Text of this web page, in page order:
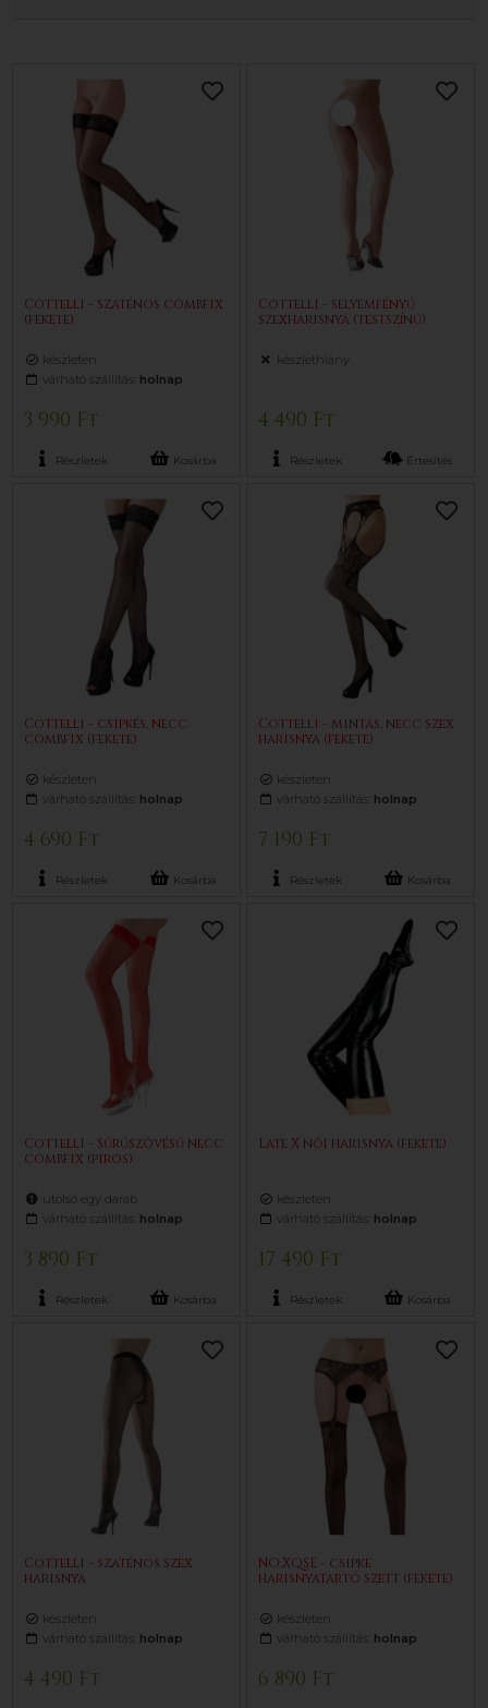
Cottelli - szaténos combfix
(fekete)
készleten
várható szállítás: holnap
3 990 Ft
Részletek Kosárba
Cottelli - selyemfényű
szexharisnya (testszínű)
készlethiány
4 490 Ft
Részletek Értesítés
Cottelli - csipkés, necc
combfix (fekete)
készleten
várható szállítás: holnap
4 690 Ft
Részletek Kosárba
Cottelli - mintás, necc szex
harisnya (fekete)
készleten
várható szállítás: holnap
7 190 Ft
Részletek Kosárba
Cottelli - Sűrűszövésű necc
combfix (piros)
utolsó egy darab
várható szállítás: holnap
3 890 Ft
Részletek Kosárba
Late X női harisnya (fekete)
készleten
várható szállítás: holnap
17 490 Ft
Részletek Kosárba
Cottelli - szaténos szex
harisnya
készleten
várható szállítás: holnap
4 490 Ft
NO:XQSE - csipke
harisnyatartó szett (fekete)
készleten
várható szállítás: holnap
6 890 Ft